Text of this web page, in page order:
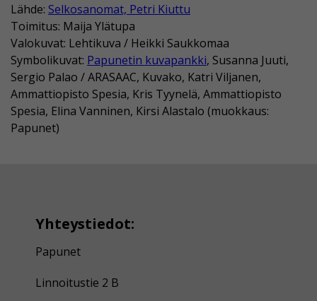
Lähde: Selkosanomat, Petri Kiuttu
Toimitus: Maija Ylätupa
Valokuvat: Lehtikuva / Heikki Saukkomaa
Symbolikuvat: Papunetin kuvapankki, Susanna Juuti,
Sergio Palao / ARASAAC, Kuvako, Katri Viljanen,
Ammattiopisto Spesia, Kris Tyynelä, Ammattiopisto
Spesia, Elina Vanninen, Kirsi Alastalo (muokkaus:
Papunet)
Yhteystiedot:
Papunet
Linnoitustie 2 B